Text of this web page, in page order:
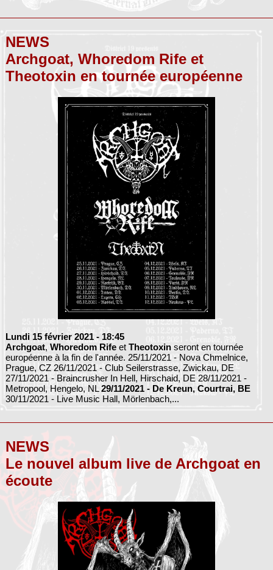
NEWS
Archgoat, Whoredom Rife et
Theotoxin en tournée européenne
Lundi 15 février 2021 - 18:45
Archgoat, Whoredom Rifeet Theotoxinseront en tournée
européenne à la fin de l'année. 25/11/2021 - Nova Chmelnice,
Prague, CZ 26/11/2021 - Club Seilerstrasse, Zwickau, DE
27/11/2021 - Braincrusher In Hell, Hirschaid, DE 28/11/2021 -
Metropool, Hengelo, NL29/11/2021 - De Kreun, Courtrai, BE
30/11/2021 - Live Music Hall, Mörlenbach,...
NEWS
Le nouvel album live de Archgoat en
écoute